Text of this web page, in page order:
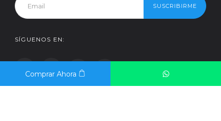
SUSCRIBIRME
SÍGUENOS EN:
Comprar Ahora